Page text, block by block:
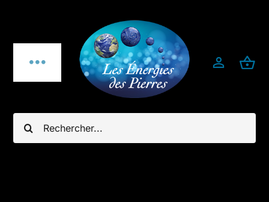
contenu
Rechercher:
Toggle
Navigation
Pierres fines